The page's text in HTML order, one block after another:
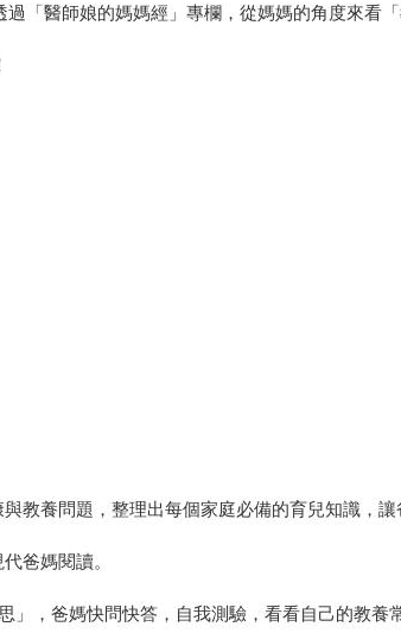
「醫師娘的媽媽經」專欄，從媽媽的角度來看
教養問題，整理出每個家庭必備的育兒知識，
爸媽閱讀。
」，爸媽快問快答，自我測驗，看看自己的教養